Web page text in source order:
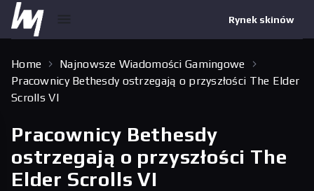
Rynek skinów
Home
Najnowsze Wiadomości Gamingowe
Pracownicy Bethesdy ostrzegają o przyszłości The Elder
Scrolls VI
Pracownicy Bethesdy
ostrzegają o przyszłości The
Elder Scrolls VI